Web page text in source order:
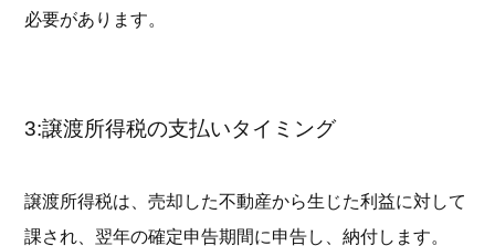
必要があります。
3:譲渡所得税の支払いタイミング
譲渡所得税は、売却した不動産から生じた利益に対して
課され、翌年の確定申告期間に申告し、納付します。